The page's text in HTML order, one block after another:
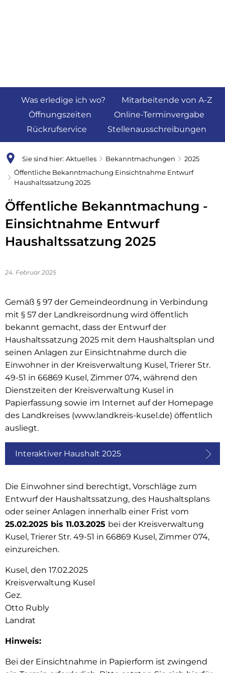
Was erledige ich wo?
Mitarbeitende von A-Z
Öffnungszeiten
Online-Terminvergabe
Rückrufservice
Stellenausschreibungen
Sie sind hier: Aktuelles Bekanntmachungen
2025
Öffentliche Bekanntmachung Einsichtnahme Entwurf
Haushaltssatzung 2025
Öffentliche Bekanntmachung -
Einsichtnahme Entwurf
Haushaltssatzung 2025
24. Februar 2025
Gemäß § 97 der Gemeindeordnung in Verbindung
mit § 57 der Landkreisordnung wird öffentlich
bekannt gemacht, dass der Entwurf der
Haushaltssatzung 2025 mit dem Haushaltsplan und
seinen Anlagen zur Einsichtnahme durch die
Einwohner in der Kreisverwaltung Kusel, Trierer Str.
49-51 in 66869 Kusel, Zimmer 074, während den
Dienstzeiten der Kreisverwaltung Kusel in
Papierfassung sowie im Internet auf der Homepage
des Landkreises (www.landkreis-kusel.de) öffentlich
ausliegt.
Interaktiver Haushalt 2025
Die Einwohner sind berechtigt, Vorschläge zum
Entwurf der Haushaltssatzung, des Haushaltsplans
oder seiner Anlagen innerhalb einer Frist vom
25.02.2025 bis 11.03.2025 bei der Kreisverwaltung
Kusel, Trierer Str. 49-51 in 66869 Kusel, Zimmer 074,
einzureichen.
Kusel, den 17.02.2025
Kreisverwaltung Kusel
Gez.
Otto Rubly
Landrat
Hinweis:
Bei der Einsichtnahme in Papierform ist zwingend